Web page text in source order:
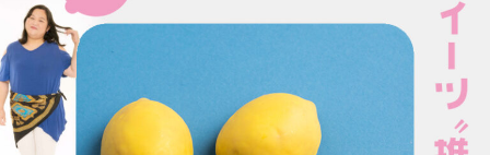
MAMA
SUSTAINABLE